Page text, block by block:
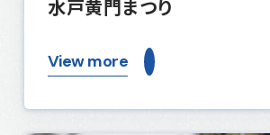
水戸黄門まつり
View more